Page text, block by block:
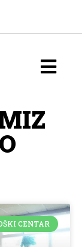
CENTAR